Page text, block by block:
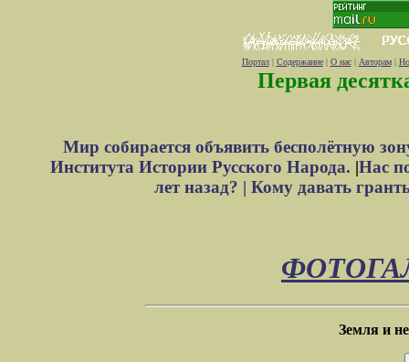
Портал| Содержание| О нас| Авторам|
Первая
Мир собирается объявить бесполётную
Института Истории Русского Народа. |Нас
лет назад? | Кому давать
Земля и